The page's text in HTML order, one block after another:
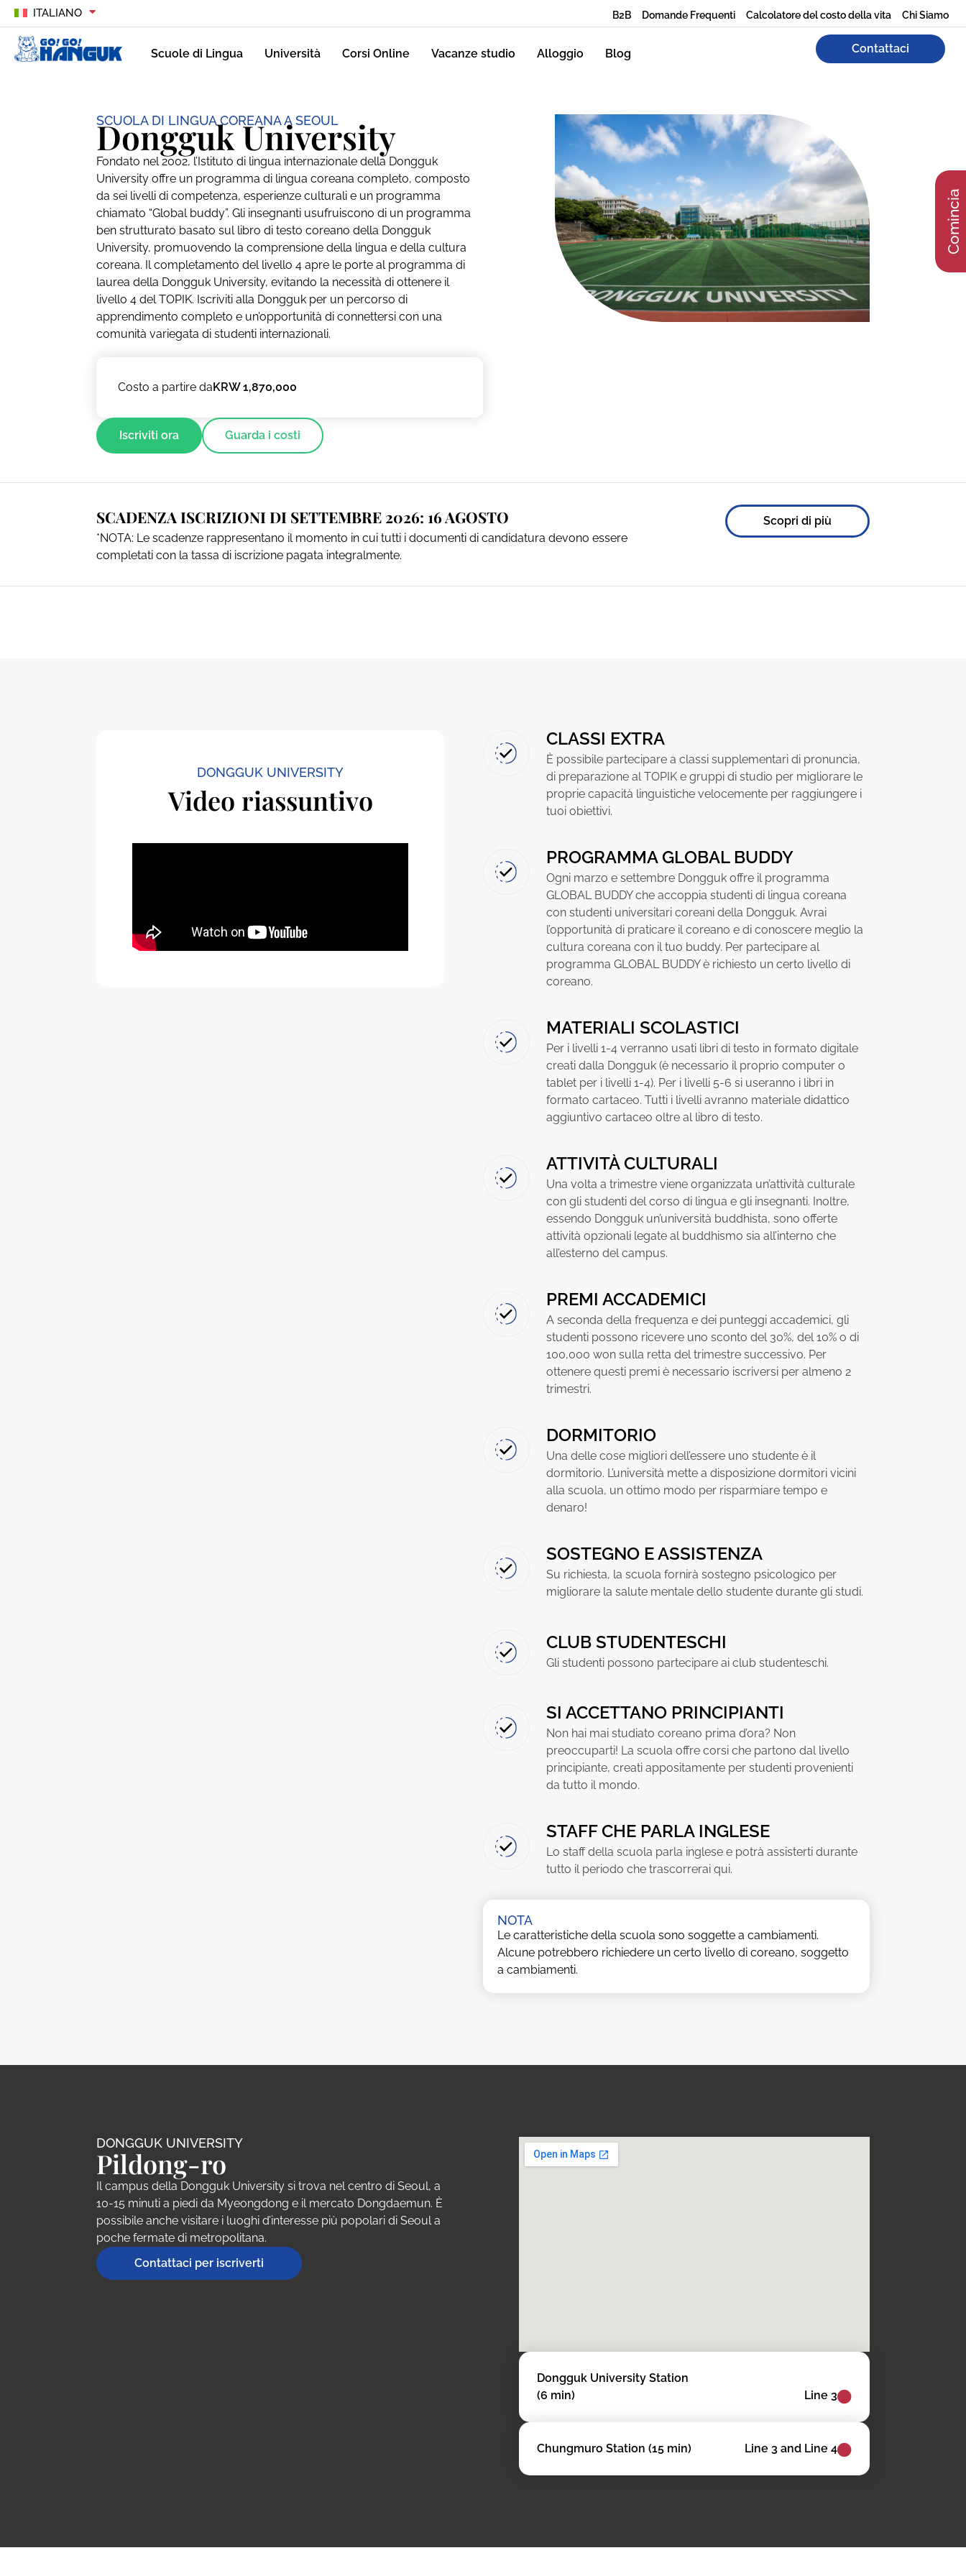
ITALIANO B2B Domande Frequenti Calcolatore del costo della vita Chi Siamo
Scuole di Lingua Università Corsi Online Vacanze studio Alloggio Blog Contattaci
Comincia
SCUOLA DI LINGUA COREANA A SEOUL
Dongguk University
Fondato nel 2002, l’Istituto di lingua internazionale della Dongguk
University offre un programma di lingua coreana completo, composto
da sei livelli di competenza, esperienze culturali e un programma
chiamato “Global buddy”. Gli insegnanti usufruiscono di un programma
ben strutturato basato sul libro di testo coreano della Dongguk
University, promuovendo la comprensione della lingua e della cultura
coreana. Il completamento del livello 4 apre le porte al programma di
laurea della Dongguk University, evitando la necessità di ottenere il
livello 4 del TOPIK. Iscriviti alla Dongguk per un percorso di
apprendimento completo e un’opportunità di connettersi con una
comunità variegata di studenti internazionali.
Costo a partire daKRW 1,870,000
Iscriviti ora Guarda i costi
SCADENZA ISCRIZIONI DI SETTEMBRE 2026: 16 AGOSTO
*NOTA: Le scadenze rappresentano il momento in cui tutti i documenti di candidatura devono essere
completati con la tassa di iscrizione pagata integralmente.
Scopri di più
DONGGUK UNIVERSITY
Video riassuntivo
CLASSI EXTRA
È possibile partecipare a classi supplementari di pronuncia,
di preparazione al TOPIK e gruppi di studio per migliorare le
proprie capacità linguistiche velocemente per raggiungere i
tuoi obiettivi.
PROGRAMMA GLOBAL BUDDY
Ogni marzo e settembre Dongguk offre il programma
GLOBAL BUDDY che accoppia studenti di lingua coreana
con studenti universitari coreani della Dongguk. Avrai
l’opportunità di praticare il coreano e di conoscere meglio la
cultura coreana con il tuo buddy. Per partecipare al
programma GLOBAL BUDDY è richiesto un certo livello di
coreano.
MATERIALI SCOLASTICI
Per i livelli 1-4 verranno usati libri di testo in formato digitale
creati dalla Dongguk (è necessario il proprio computer o
tablet per i livelli 1-4). Per i livelli 5-6 si useranno i libri in
formato cartaceo. Tutti i livelli avranno materiale didattico
aggiuntivo cartaceo oltre al libro di testo.
ATTIVITÀ CULTURALI
Una volta a trimestre viene organizzata un’attività culturale
con gli studenti del corso di lingua e gli insegnanti. Inoltre,
essendo Dongguk un’università buddhista, sono offerte
attività opzionali legate al buddhismo sia all’interno che
all’esterno del campus.
PREMI ACCADEMICI
A seconda della frequenza e dei punteggi accademici, gli
studenti possono ricevere uno sconto del 30%, del 10% o di
100,000 won sulla retta del trimestre successivo. Per
ottenere questi premi è necessario iscriversi per almeno 2
trimestri.
DORMITORIO
Una delle cose migliori dell’essere uno studente è il
dormitorio. L’università mette a disposizione dormitori vicini
alla scuola, un ottimo modo per risparmiare tempo e
denaro!
SOSTEGNO E ASSISTENZA
Su richiesta, la scuola fornirà sostegno psicologico per
migliorare la salute mentale dello studente durante gli studi.
CLUB STUDENTESCHI
Gli studenti possono partecipare ai club studenteschi.
SI ACCETTANO PRINCIPIANTI
Non hai mai studiato coreano prima d’ora? Non
preoccuparti! La scuola offre corsi che partono dal livello
principiante, creati appositamente per studenti provenienti
da tutto il mondo.
STAFF CHE PARLA INGLESE
Lo staff della scuola parla inglese e potrà assisterti durante
tutto il periodo che trascorrerai qui.
NOTA
Le caratteristiche della scuola sono soggette a cambiamenti.
Alcune potrebbero richiedere un certo livello di coreano, soggetto
a cambiamenti.
DONGGUK UNIVERSITY
Pildong-ro
Il campus della Dongguk University si trova nel centro di Seoul, a
10-15 minuti a piedi da Myeongdong e il mercato Dongdaemun. È
possibile anche visitare i luoghi d’interesse più popolari di Seoul a
poche fermate di metropolitana.
Contattaci per iscriverti
Dongguk University Station
(6 min)
Line 3
Chungmuro Station (15 min) Line 3 and Line 4